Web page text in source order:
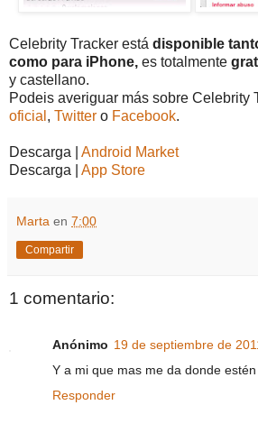
Celebrity Tracker está disponible
como para iPhone, es totalmente
y castellano.
Podeis averiguar más sobre Celebrity
oficial , Twitter o Facebook.
Descarga | Android Market
Descarga | App Store
Marta en 7:00
Compartir
1 comentario:
Anónimo 19 de septiembre de
Y a mi que mas me da donde
Responder